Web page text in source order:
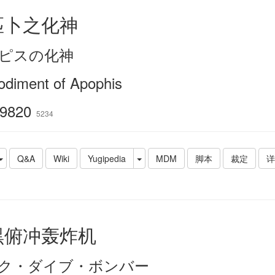
之化神
スの化神
of Apophis
5234
Q&A Wiki Yugipedia MDM 脚本 裁定
冲轰炸机
・ダイブ・ボンバー